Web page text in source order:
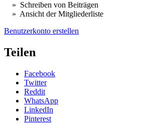
» Schreiben von Beiträgen
» Ansicht der Mitgliederliste
Benutzerkonto erstellen
Teilen
Facebook
Twitter
Reddit
WhatsApp
LinkedIn
Pinterest